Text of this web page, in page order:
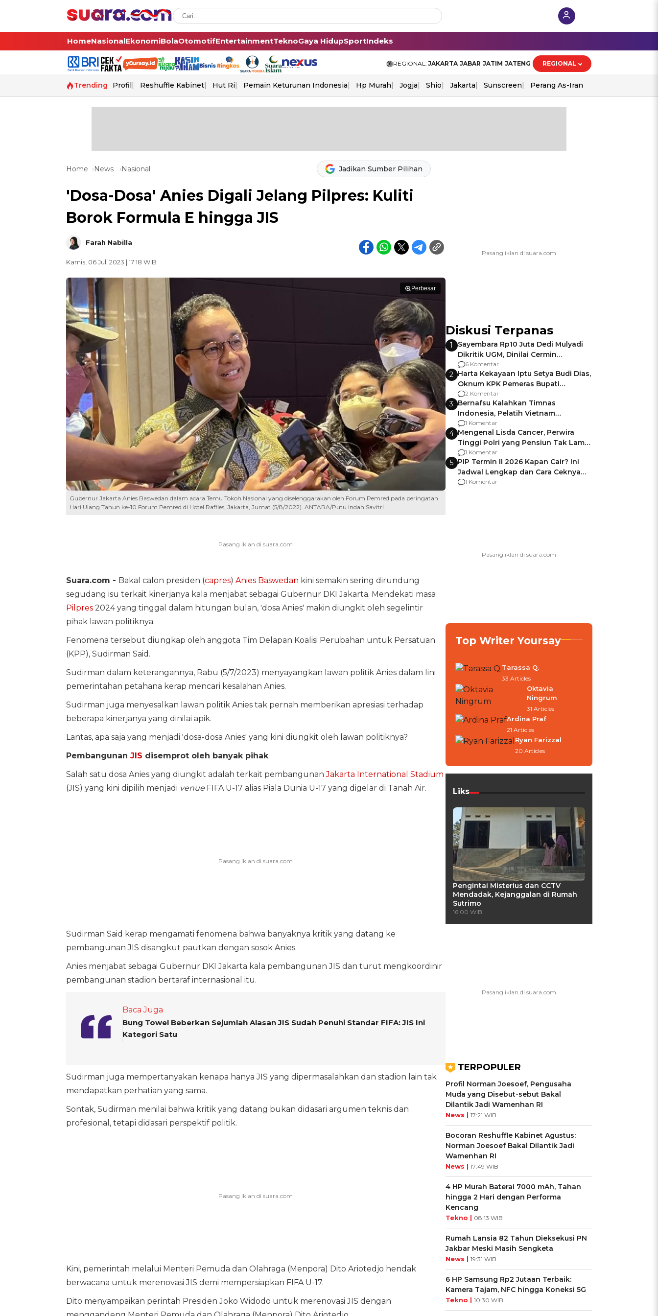
HomeNasionalEkonomiBolaOtomotifEntertainmentTeknoGaya HidupSportIndeks
REGIONAL: JAKARTA JABAR JATIM JATENG REGIONAL
Trending Profil Reshuffle Kabinet Hut Ri Pemain Keturunan Indonesia Hp Murah Jogja Shio Jakarta Sunscreen Perang As-Iran
Home News Nasional Jadikan Sumber Pilihan
'Dosa-Dosa' Anies Digali Jelang Pilpres: Kuliti
Borok Formula E hingga JIS
Farah Nabilla
Kamis, 06 Juli 2023 | 17:18 WIB
Perbesar
Gubernur Jakarta Anies Baswedan dalam acara Temu Tokoh Nasional yang diselenggarakan oleh Forum Pemred pada peringatan
Hari Ulang Tahun ke-10 Forum Pemred di Hotel Raffles, Jakarta, Jumat (5/8/2022). ANTARA/Putu Indah Savitri
Suara.com - Bakal calon presiden (capres) Anies Baswedan kini semakin sering dirundung
segudang isu terkait kinerjanya kala menjabat sebagai Gubernur DKI Jakarta. Mendekati masa
Pilpres2024 yang tinggal dalam hitungan bulan, 'dosa Anies' makin diungkit oleh segelintir
pihak lawan politiknya.
Fenomena tersebut diungkap oleh anggota Tim Delapan Koalisi Perubahan untuk Persatuan
(KPP), Sudirman Said.
Sudirman dalam keterangannya, Rabu (5/7/2023) menyayangkan lawan politik Anies dalam lini
pemerintahan petahana kerap mencari kesalahan Anies.
Sudirman juga menyesalkan lawan politik Anies tak pernah memberikan apresiasi terhadap
beberapa kinerjanya yang dinilai apik.
Lantas, apa saja yang menjadi 'dosa-dosa Anies' yang kini diungkit oleh lawan politiknya?
Pembangunan JIS disemprot oleh banyak pihak
Salah satu dosa Anies yang diungkit adalah terkait pembangunanJakarta International Stadium
(JIS) yang kini dipilih menjadi venue FIFA U-17 alias Piala Dunia U-17 yang digelar di Tanah Air.
Sudirman Said kerap mengamati fenomena bahwa banyaknya kritik yang datang ke
pembangunan JIS disangkut pautkan dengan sosok Anies.
Anies menjabat sebagai Gubernur DKI Jakarta kala pembangunan JIS dan turut mengkoordinir
pembangunan stadion bertaraf internasional itu.
Baca Juga
Bung Towel Beberkan Sejumlah Alasan JIS Sudah Penuhi Standar FIFA: JIS Ini
Kategori Satu
Sudirman juga mempertanyakan kenapa hanya JIS yang dipermasalahkan dan stadion lain tak
mendapatkan perhatian yang sama.
Sontak, Sudirman menilai bahwa kritik yang datang bukan didasari argumen teknis dan
profesional, tetapi didasari perspektif politik.
Kini, pemerintah melalui Menteri Pemuda dan Olahraga (Menpora) Dito Ariotedjo hendak
berwacana untuk merenovasi JIS demi mempersiapkan FIFA U-17.
Dito menyampaikan perintah Presiden Joko Widodo untuk merenovasi JIS dengan
Diskusi Terpanas
1
Sayembara Rp10 Juta Dedi Mulyadi
Dikritik UGM, Dinilai Cermin
Gagalnya Negara Jamin Keamanan
6 Komentar
2 Harta Kekayaan Iptu Setya Budi Dias,
Oknum KPK Pemeras Bupati
Pemalang
2 Komentar
3 Bernafsu Kalahkan Timnas
Indonesia, Pelatih Vietnam
Berencana Pakai Jimat di Pakansari
1 Komentar
4 Mengenal Lisda Cancer, Perwira
Tinggi Polri yang Pensiun Tak Lama
Usai Jadi Brigjen
1 Komentar
5 PIP Termin II 2026 Kapan Cair? Ini
Jadwal Lengkap dan Cara Ceknya
agar Dana Tidak Hangus!
1 Komentar
Top Writer Yoursay
Tarassa Q.
33 Articles
Oktavia
Ningrum
31 Articles
Ardina Praf
21 Articles
Ryan Farizzal
20 Articles
Liks
Pengintai Misterius dan CCTV
Mendadak, Kejanggalan di Rumah
Sutrimo
16:00 WIB
TERPOPULER
Profil Norman Joesoef, Pengusaha
Muda yang Disebut-sebut Bakal
Dilantik Jadi Wamenhan RI
News | 17:21 WIB
Bocoran Reshuffle Kabinet Agustus:
Norman Joesoef Bakal Dilantik Jadi
Wamenhan RI
News | 17:49 WIB
4 HP Murah Baterai 7000 mAh, Tahan
hingga 2 Hari dengan Performa
Kencang
Tekno | 08:13 WIB
Rumah Lansia 82 Tahun Dieksekusi PN
Jakbar Meski Masih Sengketa
News | 19:31 WIB
6 HP Samsung Rp2 Jutaan Terbaik:
Kamera Tajam, NFC hingga Koneksi 5G
Tekno | 10:30 WIB